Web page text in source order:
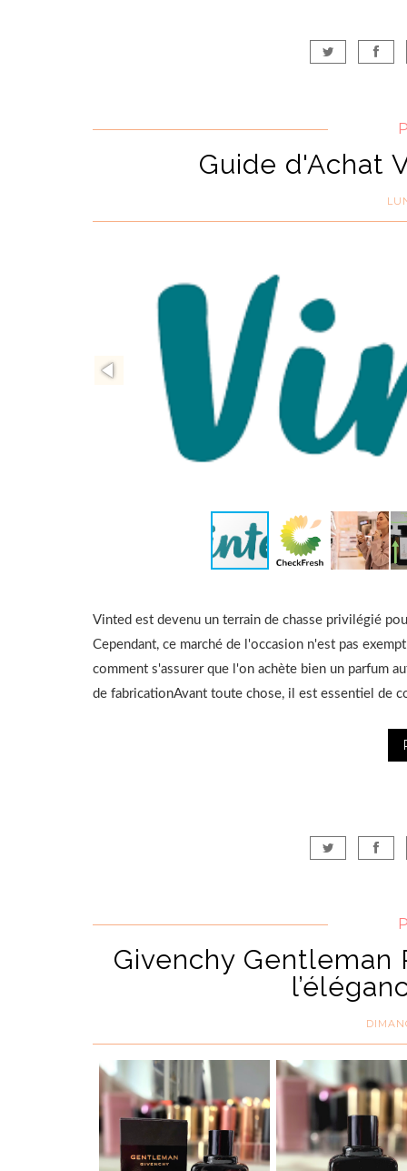
Guide d'Achat
Vinted est devenu un terrain de chasse privilégié
Cependant, ce marché de l'occasion n'est pas
comment s'assurer que l'on achète bien un parfum
de fabricationAvant toute chose, il est essentiel de
Givenchy Gentleman